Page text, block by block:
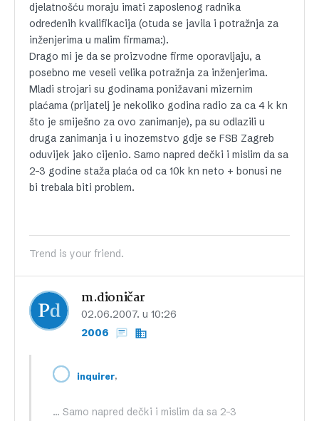
djelatnošću moraju imati zaposlenog radnika
određenih kvalifikacija (otuda se javila i potražnja za
inženjerima u malim firmama:).
Drago mi je da se proizvodne firme oporavljaju, a
posebno me veseli velika potražnja za inženjerima.
Mladi strojari su godinama ponižavani mizernim
plaćama (prijatelj je nekoliko godina radio za ca 4 k kn
što je smiješno za ovo zanimanje), pa su odlazili u
druga zanimanja i u inozemstvo gdje se FSB Zagreb
oduvijek jako cijenio. Samo napred dečki i mislim da sa
2-3 godine staža plaća od ca 10k kn neto + bonusi ne
bi trebala biti problem.
Trend is your friend.
m.dioničar
02.06.2007. u 10:26
2006
inquirer,
… Samo napred dečki i mislim da sa 2-3